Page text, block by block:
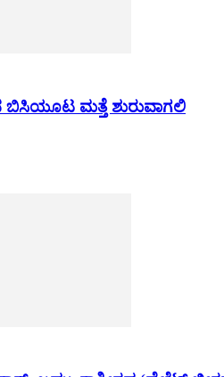
ಬಿಸಿಯೂಟ ಮತ್ತೆ ಶುರುವಾಗಲಿ